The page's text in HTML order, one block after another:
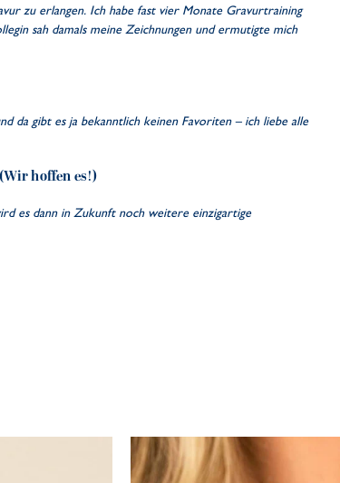
zu erlangen. Ich habe fast vier Monate Gravurtraining
sah damals meine Zeichnungen und ermutigte mich
da gibt es ja bekanntlich keinen Favoriten – ich liebe alle
hoffen es!)
es dann in Zukunft noch weitere einzigartige